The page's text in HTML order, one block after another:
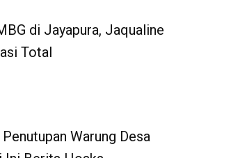
di Jayapura, Jaqualine
Total
Warung Desa